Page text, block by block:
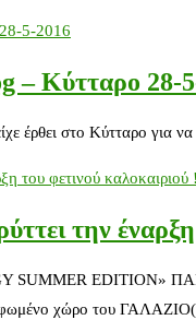
– Κύτταρο 28-
έρθει στο Κύτταρο για
την
EDITION»
χώρο του